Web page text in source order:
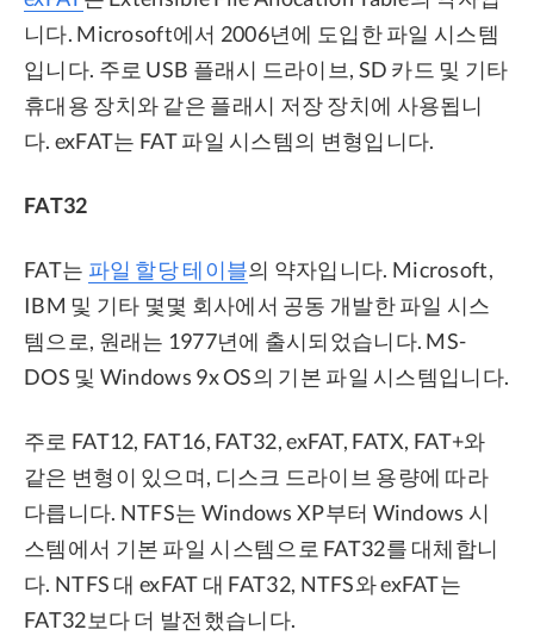
니다. Microsoft에서 2006년에 도입한 파일 시스템
입니다. 주로 USB 플래시 드라이브, SD 카드 및 기타
휴대용 장치와 같은 플래시 저장 장치에 사용됩니
다. exFAT는 FAT 파일 시스템의 변형입니다.
FAT32
FAT는 파일 할당 테이블의 약자입니다. Microsoft,
IBM 및 기타 몇몇 회사에서 공동 개발한 파일 시스
템으로, 원래는 1977년에 출시되었습니다. MS-
DOS 및 Windows 9x OS의 기본 파일 시스템입니다.
주로 FAT12, FAT16, FAT32, exFAT, FATX, FAT+와
같은 변형이 있으며, 디스크 드라이브 용량에 따라
다릅니다. NTFS는 Windows XP부터 Windows 시
스템에서 기본 파일 시스템으로 FAT32를 대체합니
다. NTFS 대 exFAT 대 FAT32, NTFS와 exFAT는
FAT32보다 더 발전했습니다.